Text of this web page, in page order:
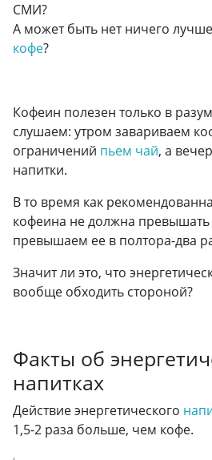
СМИ?
А может быть нет ничего
кофе?
Кофеин полезен только в
слушаем: утром завариваем
ограничений пьем чай, а
напитки.
В то время как
кофеина не должна
превышаем ее в полтора-два
Значит ли это, что
вообще обходить стороной?
Факты об
напитках
Действие энергетического
1,5-2 раза больше, чем кофе.